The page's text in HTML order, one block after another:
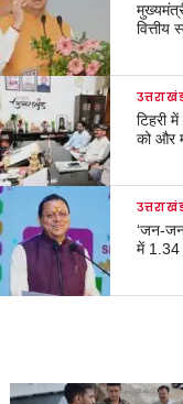
वित्तीय
टिहरी
को और
‘जन-
में 1.34